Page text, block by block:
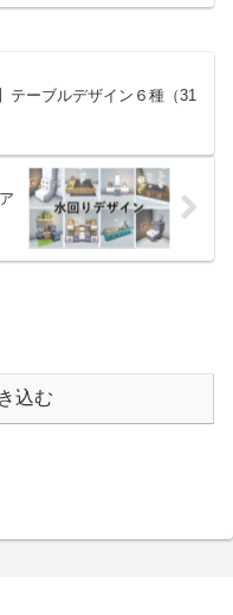
テーブルデザイン６種（31
込む